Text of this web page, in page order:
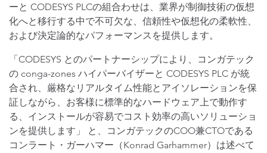
ーと CODESYS PLCの組合わせは、業界が制御技術の仮想
化へと移行する中で不可欠な、信頼性や仮想化の柔軟性、
および決定論的なパフォーマンスを提供します。
「CODESYS とのパートナーシップにより、コンガテック
の conga-zones ハイパーバイザーと CODESYS PLC が統
合され、厳格なリアルタイム性能とアイソレーションを保
証しながら、お客様に標準的なハードウェア上で動作す
る、インストールが容易でコスト効率の高いソリューショ
ンを提供します」 と、コンガテックのCOO兼CTOである
コンラート・ガーハマー（Konrad Garhammer）は述べて